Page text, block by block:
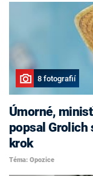
8 fotografií
Úmorné,
popsal Grolich
krok
Téma: Opozice